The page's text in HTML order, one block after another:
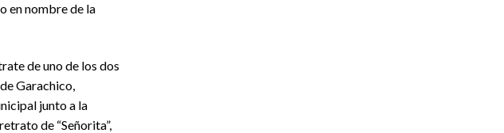
en nombre de la
de uno de los dos
Garachico,
junto a la
de “Señorita”,